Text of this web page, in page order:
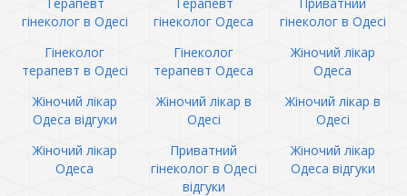
гінеколог в Одесі
гінеколог Одеса
гінеколог в Одесі
Гінеколог
терапевт в Одесі
Гінеколог
терапевт Одеса
Жіночий лікар
Одеса
Жіночий лікар
Одеса відгуки
Жіночий лікар в
Одесі
Жіночий лікар в
Одесі
Жіночий лікар
Одеса
Приватний
гінеколог в Одесі
відгуки
Жіночий лікар
Одеса відгуки